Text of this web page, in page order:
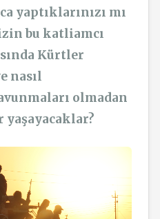
yaptıklarınızı mı
bu katliamcı
Kürtler
nasıl
olmadan
yaşayacaklar?